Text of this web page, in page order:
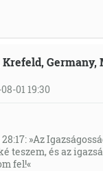
Krefeld,
01 19:30
»Az
teszem, és az
fel!«